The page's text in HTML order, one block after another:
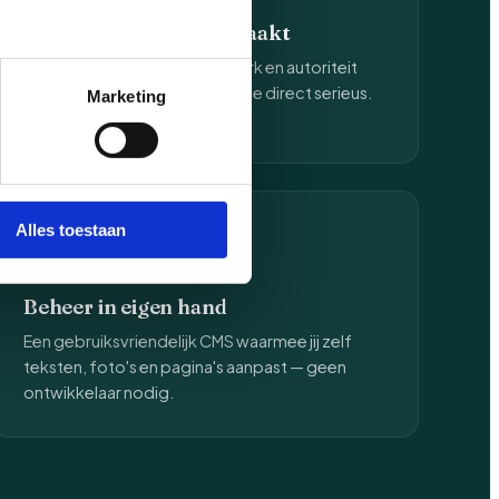
Marketing
Alles toestaan
Een merk dat indruk maakt
Een ontwerp dat past bij je merk en autoriteit
uitstraalt — bezoekers nemen je direct serieus.
Beheer in eigen hand
Een gebruiksvriendelijk CMS waarmee jij zelf
teksten, foto's en pagina's aanpast — geen
ontwikkelaar nodig.